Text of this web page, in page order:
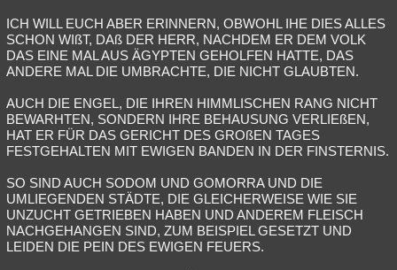
ICH WILL EUCH ABER ERINNERN, OBWOHL IHE DIES ALLES
SCHON WIßT, DAß DER HERR, NACHDEM ER DEM VOLK
DAS EINE MAL AUS ÄGYPTEN GEHOLFEN HATTE, DAS
ANDERE MAL DIE UMBRACHTE, DIE NICHT GLAUBTEN.
AUCH DIE ENGEL, DIE IHREN HIMMLISCHEN RANG NICHT
BEWARHTEN, SONDERN IHRE BEHAUSUNG VERLIEßEN,
HAT ER FÜR DAS GERICHT DES GROßEN TAGES
FESTGEHALTEN MIT EWIGEN BANDEN IN DER FINSTERNIS.
SO SIND AUCH SODOM UND GOMORRA UND DIE
UMLIEGENDEN STÄDTE, DIE GLEICHERWEISE WIE SIE
UNZUCHT GETRIEBEN HABEN UND ANDEREM FLEISCH
NACHGEHANGEN SIND, ZUM BEISPIEL GESETZT UND
LEIDEN DIE PEIN DES EWIGEN FEUERS.